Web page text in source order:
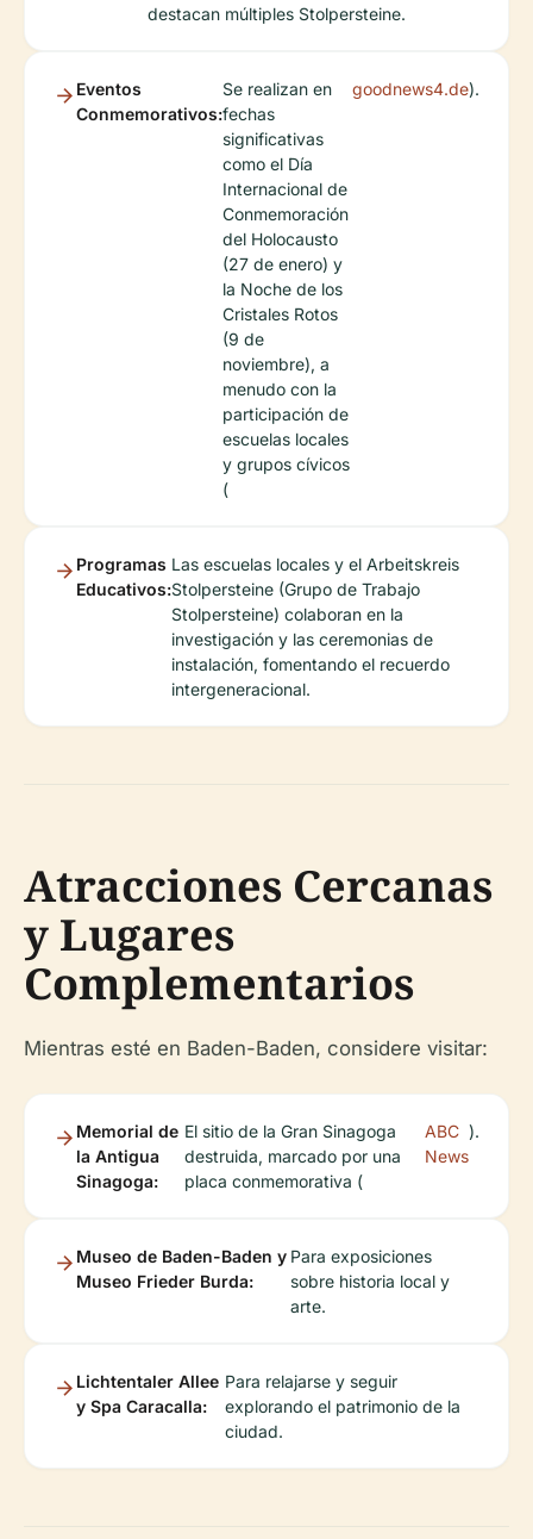
destacan múltiples Stolpersteine.
Eventos
Conmemorativos:
Se realizan en
fechas
significativas
como el Día
Internacional de
Conmemoración
del Holocausto
(27 de enero) y
la Noche de los
Cristales Rotos
(9 de
noviembre), a
menudo con la
participación de
escuelas locales
y grupos cívicos
(
goodnews4.de).
Programas
Educativos:
Las escuelas locales y el Arbeitskreis
Stolpersteine (Grupo de Trabajo
Stolpersteine) colaboran en la
investigación y las ceremonias de
instalación, fomentando el recuerdo
intergeneracional.
Atracciones Cercanas
y Lugares
Complementarios
Mientras esté en Baden-Baden, considere visitar:
Memorial de
la Antigua
Sinagoga:
El sitio de la Gran Sinagoga
destruida, marcado por una
placa conmemorativa (
ABC
News
).
Museo de Baden-Baden y
Museo Frieder Burda:
Para exposiciones
sobre historia local y
arte.
Lichtentaler Allee
y Spa Caracalla:
Para relajarse y seguir
explorando el patrimonio de la
ciudad.